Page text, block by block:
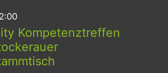
Kompetenztreffen